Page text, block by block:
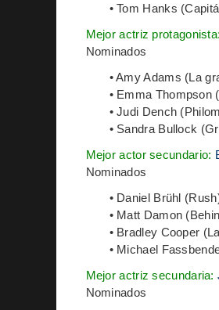
• Tom Hanks
Mejor actriz protagonista:
Nominados
• Amy Adams (La
• Emma Thompson
• Judi Dench
• Sandra Bullock
Mejor actor secundario:
Nominados
• Daniel Brühl
• Matt Damon
• Bradley Cooper
• Michael
Mejor actriz secundaria:
Nominados